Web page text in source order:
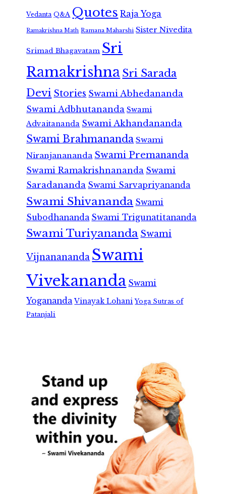
Vedanta Q&A Quotes Raja Yoga
Ramakrishna Math Ramana Maharshi Sister Nivedita
Srimad Bhagavatam Sri
RamakrishnaSri Sarada
Devi Stories Swami Abhedananda
Swami Adbhutananda Swami
Advaitananda Swami Akhandananda
Swami Brahmananda Swami
Niranjanananda Swami Premananda
Swami Ramakrishnananda Swami
Saradananda Swami Sarvapriyananda
Swami Shivananda Swami
Subodhananda Swami Trigunatitananda
Swami Turiyananda Swami
Vijnanananda Swami
Vivekananda Swami
Yogananda Vinayak Lohani Yoga Sutras of
Patanjali